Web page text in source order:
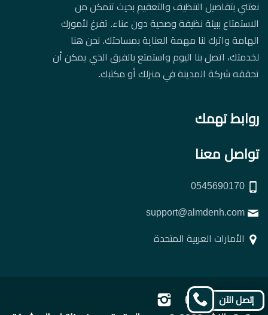
نعتني بتفاصيل التنظيف والتعقيم بحيث تتمكن من
الاستمتاع ببيئة نظيفة وصحية دون عناء. تفرغ لأمورك
الهامة واترك لنا مهمة العناية بمساحتك. نحن هنا
لخدمتك، اتصل بنا اليوم واستمتع بالفرق الذي يمكن أن
تحققه شركة المدينة في منزلك أو مكتبك.
روابط تهمك
تواصل معنا
الأمارات العربية المتحدة
تابعنا
تابعنا
تابعنا
إتصل الآن